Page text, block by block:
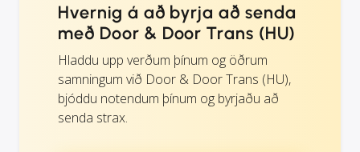
Hvernig á að byrja að senda
með Door & Door Trans (HU)
Hladdu upp verðum þínum og öðrum
samningum við Door & Door Trans (HU),
bjóddu notendum þínum og byrjaðu að
senda strax.